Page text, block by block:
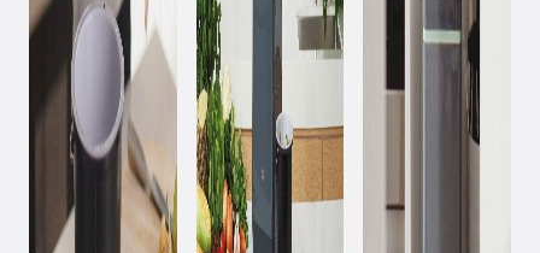
June 21, 2021